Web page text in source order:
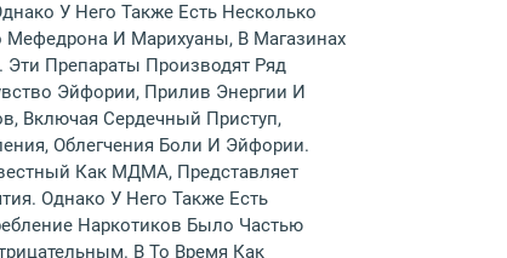
У Него Также Есть Несколько
И Марихуаны, В Магазинах
Препараты Производят Ряд
Эйфории, Прилив Энергии И
Включая Сердечный Приступ,
Облегчения Боли И Эйфории.
Как МДМА, Представляет
Однако У Него Также Есть
Наркотиков Было Частью
В То Время Как